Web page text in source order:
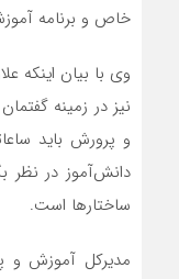
خاص و برنامه
وی با بیان اینکه
نیز در زمینه
و پرورش باید
دانش‌آموز در نظر
ساختارها است.
مدیرکل آموزش و